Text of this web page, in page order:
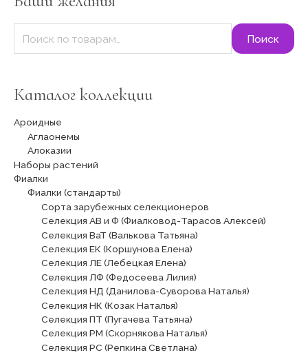
:
Поиск
Каталог коллекции
Ароидные
Аглаонемы
Алоказии
Наборы растений
Фиалки
Фиалки (стандарты)
Сорта зарубежных селекционеров
Селекция АВ и Ф (Фиалковод-Тарасов Алексей)
Селекция ВаТ (Валькова Татьяна)
Селекция ЕК (Коршунова Елена)
Селекция ЛЕ (Лебецкая Елена)
Селекция ЛФ (Федосеева Лилия)
Селекция НД (Данилова-Суворова Наталья)
Селекция НК (Козак Наталья)
Селекция ПТ (Пугачева Татьяна)
Селекция РМ (Скорнякова Наталья)
Селекция РС (Репкина Светлана)